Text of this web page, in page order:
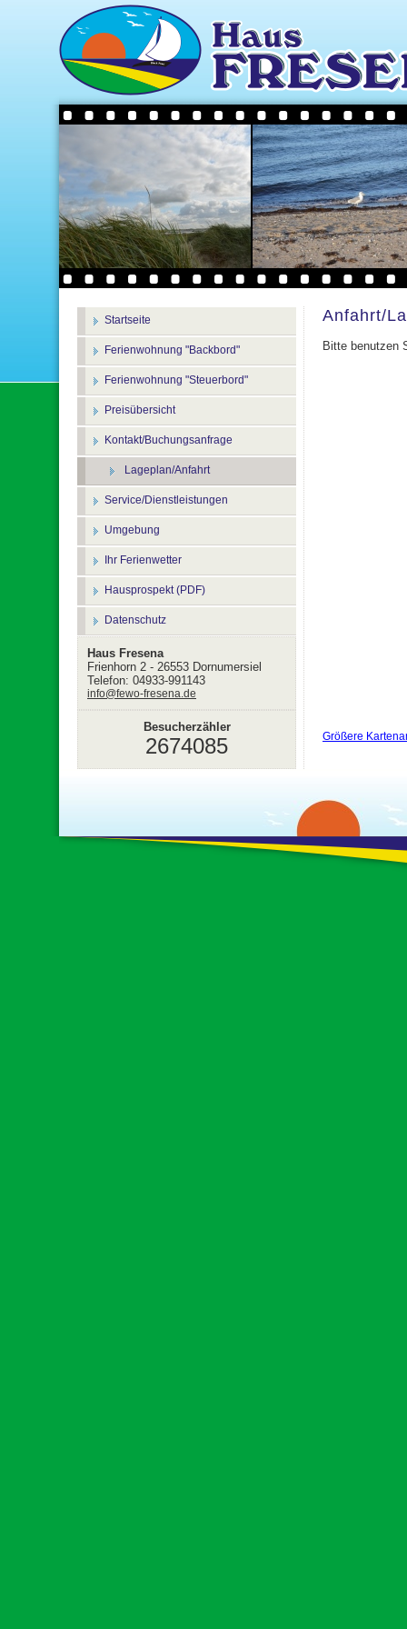
Startseite
Ferienwohnung "Backbord"
Ferienwohnung "Steuerbord"
Preisübersicht
Kontakt/Buchungsanfrage
Lageplan/Anfahrt
Service/Dienstleistungen
Umgebung
Ihr Ferienwetter
Hausprospekt (PDF)
Datenschutz
Haus Fresena
Frienhorn 2 - 26553 Dornumersiel
Telefon: 04933-991143
info@fewo-fresena.de
Besucherzähler
2674085
Anfahrt/
Bitte benutzen
Größere